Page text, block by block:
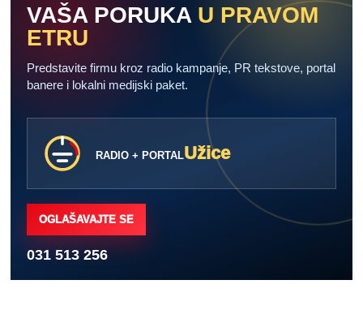
VAŠA PORUKA U PRAVOM
ETRU
Predstavite firmu kroz radio kampanje, PR tekstove, portal
banere i lokalni medijski paket.
RADIO + PORTALUžice
OGLAŠAVAJTE SE
031 513 256